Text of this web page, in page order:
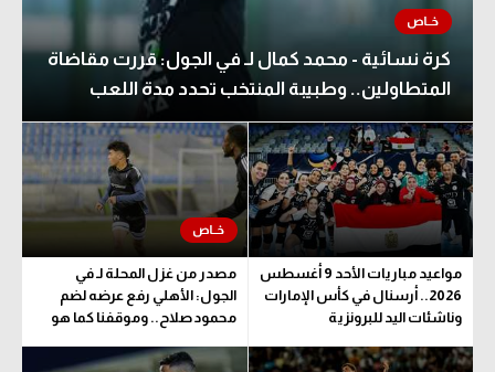
كرة نسائية - محمد كمال لـ في الجول: قررت مقاضاة
المتطاولين.. وطبيبة المنتخب تحدد مدة اللعب
مواعيد مباريات الأحد 9 أغسطس
2026.. أرسنال في كأس الإمارات
وناشئات اليد للبرونزية
مصدر من غزل المحلة لـ في
الجول: الأهلي رفع عرضه لضم
محمود صلاح.. وموقفنا كما هو